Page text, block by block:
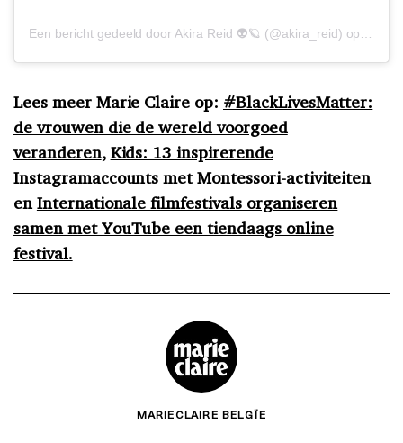
Een bericht gedeeld door Akira Reid 👽🪐 (@akira_reid) op 15
Lees meer Marie Claire op: #BlackLivesMatter:
de vrouwen die de wereld voorgoed
veranderen, Kids: 13 inspirerende
Instagramaccounts met Montessori-activiteiten
enInternationale filmfestivals organiseren
samen met YouTube een tiendaags online
festival.
MARIECLAIRE BELGÏE